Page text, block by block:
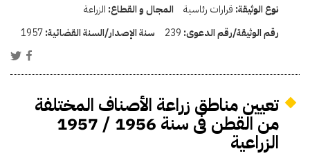
نوع الوثيقة: قرارات رئاسية المجال و القطاع: الزراعة
رقم الوثيقة/رقم الدعوى: 239 سنة الإصدار/السنة القضائية:1957
تعيين مناطق زراعة الأصناف المختلفة
من القطن فى سنة 1956 / 1957
الزراعية